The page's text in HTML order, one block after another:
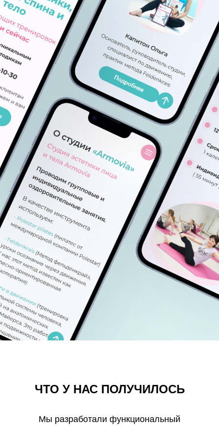
Мы разработали функциональный
ЧТО У НАС ПОЛУЧИЛОСЬ